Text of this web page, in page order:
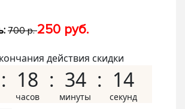
700 р.250 руб.
действия скидки
18 34 13